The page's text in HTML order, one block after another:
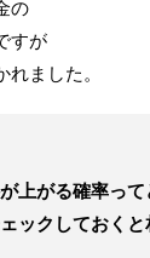
の
すが
ました。
上がる確率って
ックしておくと